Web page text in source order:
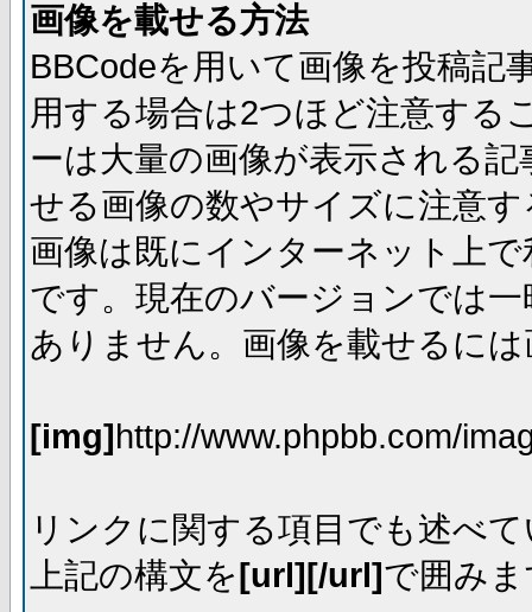
画像を載せる方法
BBCodeを用いて画像を投稿記
用する場合は2つほど注意する
ーは大量の画像が表示される
せる画像の数やサイズに注意
画像は既にインターネット上
です。現在のバージョンでは
ありません。画像を載せるに
[img]http://www.phpbb.com/
リンクに関する項目でも述べ
上記の構文を[url][/url]で囲み